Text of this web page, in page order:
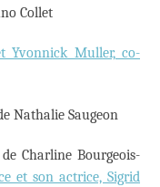
Collet
Yvonnick Muller, co-
Nathalie Saugeon
de Charline Bourgeois-
et son actrice, Sigrid